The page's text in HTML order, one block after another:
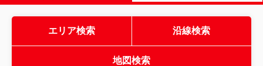
エリア検索 沿線検索
地図検索